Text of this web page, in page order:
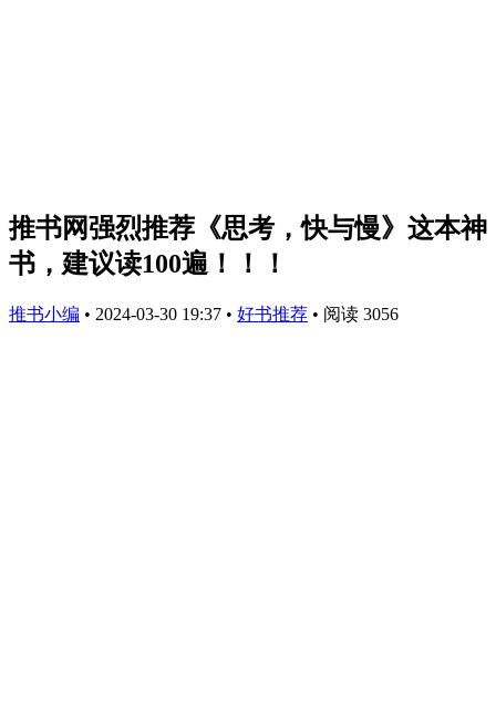
推书网强烈推荐《思考，快与慢》这本神
书，建议读100遍！！！
推书小编 • 2024-03-30 19:37 • 好书推荐 • 阅读 3056